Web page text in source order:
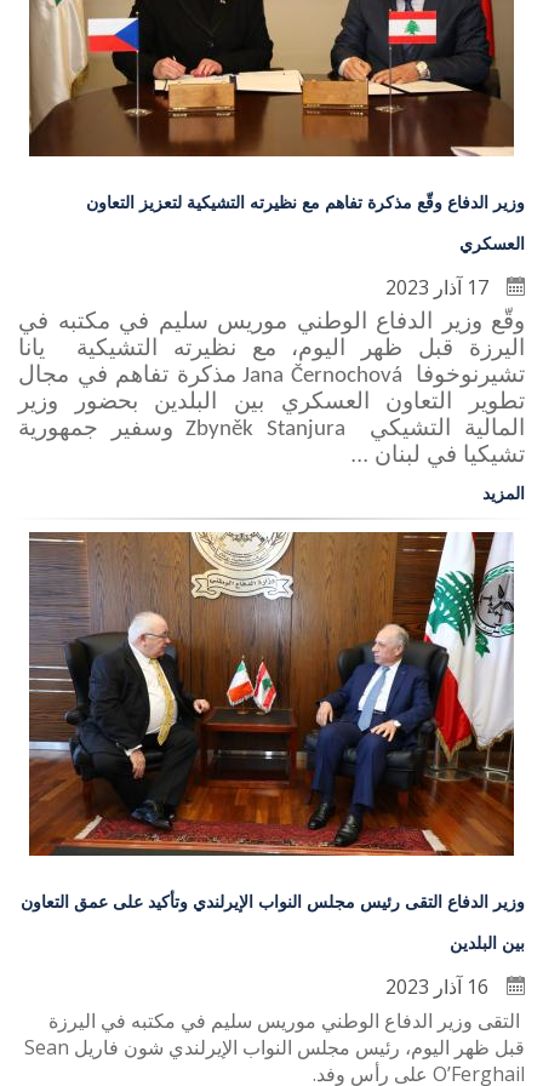
وزير الدفاع وقّع مذكرة تفاهم مع نظيرته التشيكية لتعزيز التعاون
العسكري
وقّع وزير الدفاع الوطني موريس سليم في مكتبه في
اليرزة قبل ظهر اليوم، مع نظيرته التشيكية يانا
تشيرنوخوفا Jana Černochová مذكرة تفاهم في مجال
تطوير التعاون العسكري بين البلدين بحضور وزير
المالية التشيكي Zbyněk Stanjura وسفير جمهورية
تشيكيا في لبنان ...
المزيد
وزير الدفاع التقى رئيس مجلس النواب الإيرلندي وتأكيد على عمق التعاون
بين البلدين
التقى وزير الدفاع الوطني موريس سليم في مكتبه في اليرزة
قبل ظهر اليوم، رئيس مجلس النواب الإيرلندي شون فاريل Sean
O’Ferghail على رأس وفد.